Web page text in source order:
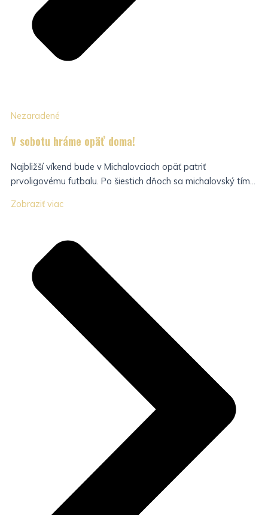
Nezaradené
V sobotu hráme opäť doma!
Najbližší víkend bude v Michalovciach opäť patriť
prvoligovému futbalu. Po šiestich dňoch sa michalovský tím...
Zobraziť viac